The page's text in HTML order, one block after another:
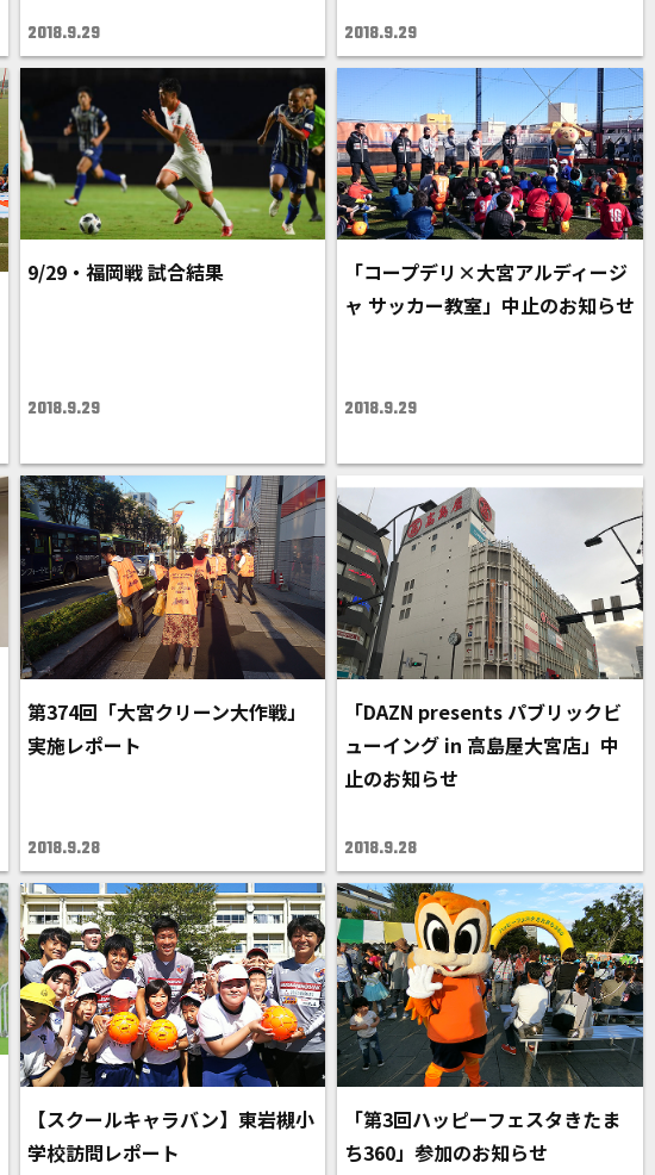
2018.9.29 2018.9.29
9/29・福岡戦 試合結果
2018.9.29
「コープデリ×大宮アルディージ
ャ サッカー教室」中止のお知らせ
2018.9.29
第374回「大宮クリーン大作戦」
実施レポート
2018.9.28
「DAZN presents パブリックビ
ューイング in 高島屋大宮店」中
止のお知らせ
2018.9.28
【スクールキャラバン】東岩槻小
学校訪問レポート
「第3回ハッピーフェスタきたま
ち360」参加のお知らせ